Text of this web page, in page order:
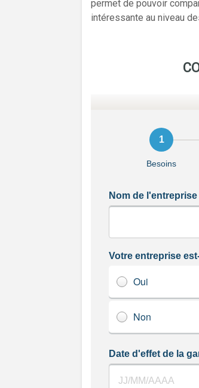
permet de pouvoir
intéressante au niveau